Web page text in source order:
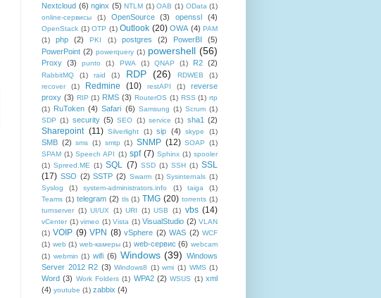
Nextcloud (6) nginx (5) NTLM (1) OAB (1) OData (1)
online-сервисы
(1) OpenSource (3) openssl (4)
OpenStack (1) OTP (1) Outlook (20) OWA (4) PAM
(1)
php (2) PKI (1) postgres (2) PowerBI
(5)
PowerPoint (2) powerquery (1) powershell (56)
Proxy (3) punto (1) PWA (1) QNAP (1) R2 (2)
RabbitMQ (1) raid (1) RDP (26) RDWEB
(1)
recover
(1) Redmine (10) restAPI (1)
reverse
proxy (3) RIP (1) RMS (3) RouterOS (1) RSS (1) rtp
(1) RuToken (4) Safari (6) Samsung (1) Scrum (1)
SDP (1) security (5) SEO (1) service (1) sha1 (2)
Sharepoint (11) Silverlight (1) sip (4) skype (1)
SMB (2) sms (1) smtp (1) SNMP (12) SOAP
(1)
SPAM (1) Speech API (1) spf (7) Sphinx (1) spooler
(1) Spreed.ME (1) SQL (7) SSD (1) SSH (1) SSL
(17) SSO (2) SSTP (2) Swarm (1) Sysinternals (1)
Syslog
(1) system-administrators.info (1) taiga
(1)
Teams (1) telegram (2) tls (1) TMG (20) torrents (1)
turnserver (1) UI/UX (1) URI (1) USB (1) vbs (14)
vCenter (1) vimeo (1) Vista (1) VisualStudio (2) VLAN
(1) VOIP (9) VPN (8) vSphere (2) WAS (2) WCF
(1) web (1) web-камеры (1) web-сервис (6) webcam
(1) webmin (1) wifi (6) Windows (39) Windows
Server 2012 R2 (3) Windows8 (1) wmi (1) WMS (1)
Word (3) Work Folders (1) WPA2 (2) WSUS (1) xml
(4) youtube (1) zabbix (4)